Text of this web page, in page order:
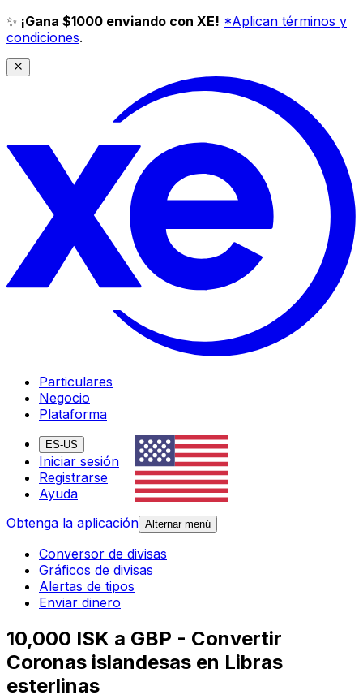
✨ ¡Gana $1000 enviando con XE! *Aplican términos y
condiciones.
Particulares
Negocio
Plataforma
ES-US
Iniciar sesión
Registrarse
Ayuda
Obtenga la aplicación Alternar menú
Conversor de divisas
Gráficos de divisas
Alertas de tipos
Enviar dinero
10,000 ISK a GBP - Convertir
Coronas islandesas en Libras
esterlinas